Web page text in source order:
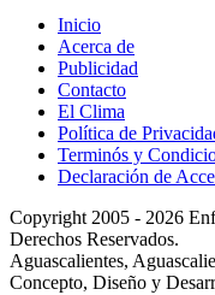
Inicio
Acerca de
Publicidad
Contacto
El Clima
Política de
Terminós y
Declaración de
Copyright 2005 - 2026
Derechos Reservados.
Aguascalientes,
Concepto, Diseño y